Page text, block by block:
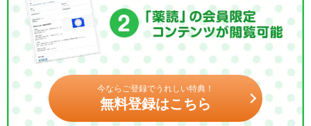
今ならご登録でうれしい特典！
無料登録はこちら